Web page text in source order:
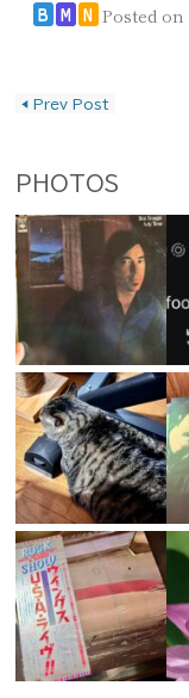
B M N Posted on
◀ Prev Post
PHOTOS